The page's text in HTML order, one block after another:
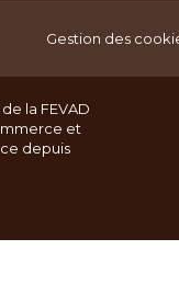
Gestion des
la FEVAD
et
depuis